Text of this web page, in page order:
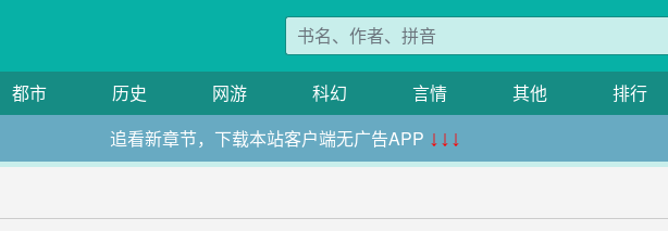
都市 历史 网游 科幻 言情 其他 排行
追看新章节，下载本站客户端无广告APP ↓↓↓